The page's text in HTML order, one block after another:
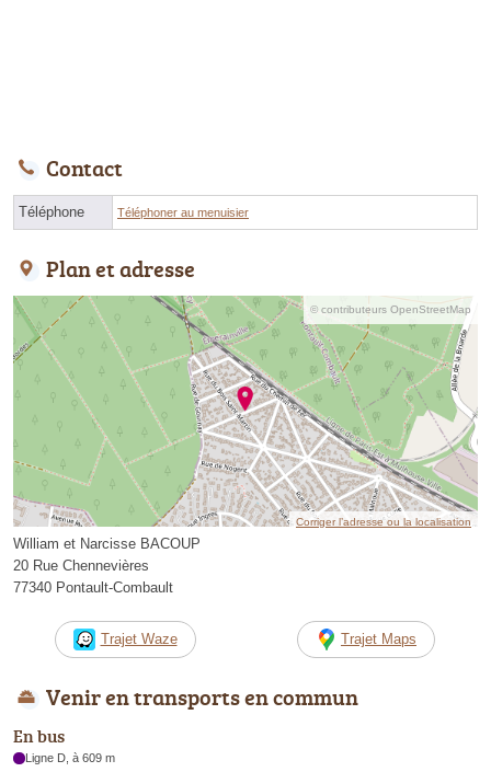
Contact
Téléphone Téléphoner au menuisier
Plan et adresse
© contributeurs OpenStreetMap
Corriger l’adresse ou la localisation
William et Narcisse BACOUP
20 Rue Chennevières
77340 Pontault-Combault
Trajet Waze Trajet Maps
Venir en transports en commun
En bus
Ligne D, à 609 m